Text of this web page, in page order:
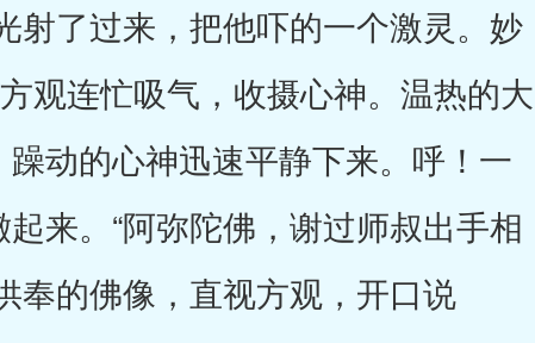
射了过来，把他吓的一个激灵。妙
观连忙吸气，收摄心神。温热的大
动的心神迅速平静下来。呼！一
来。“阿弥陀佛，谢过师叔出手相
奉的佛像，直视方观，开口说